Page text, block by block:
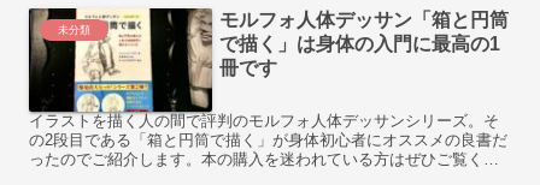
未分類
モルフォ人体デッサン「箱と円筒
で描く」は身体の入門に最高の1
冊です
イラストを描く人の間で評判のモルフォ人体デッサンシリーズ。そ
の2段目である「箱と円筒で描く」が身体初心者にオススメの良書だ
ったのでご紹介します。本の購入を迷われている方はぜひご覧くだ